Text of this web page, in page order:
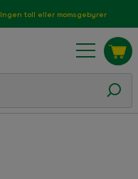
Ingen toll eller momsgebyrer